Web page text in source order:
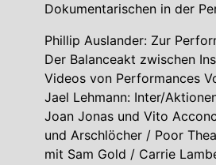
Dokumentarischen in der
Phillip Auslander: Zur
Der Balanceakt zwischen
Videos von Performances
Jael Lehmann: Inter/
Joan Jonas und Vito
und Arschlöcher / Poor
mit Sam Gold / Carrie